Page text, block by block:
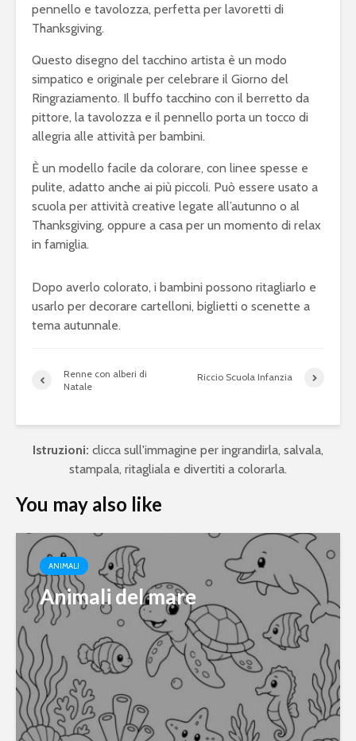
pennello e tavolozza, perfetta per lavoretti di
Thanksgiving.
Questo disegno del tacchino artista è un modo
simpatico e originale per celebrare il Giorno del
Ringraziamento. Il buffo tacchino con il berretto da
pittore, la tavolozza e il pennello porta un tocco di
allegria alle attività per bambini.
È un modello facile da colorare, con linee spesse e
pulite, adatto anche ai più piccoli. Può essere usato a
scuola per attività creative legate all’autunno o al
Thanksgiving, oppure a casa per un momento di relax
in famiglia.
Dopo averlo colorato, i bambini possono ritagliarlo e
usarlo per decorare cartelloni, biglietti o scenette a
tema autunnale.
Renne con alberi di
Natale
Riccio Scuola Infanzia
Istruzioni: clicca sull'immagine per ingrandirla, salvala,
stampala, ritagliala e divertiti a colorarla.
You may also like
ANIMALI
Animali del mare